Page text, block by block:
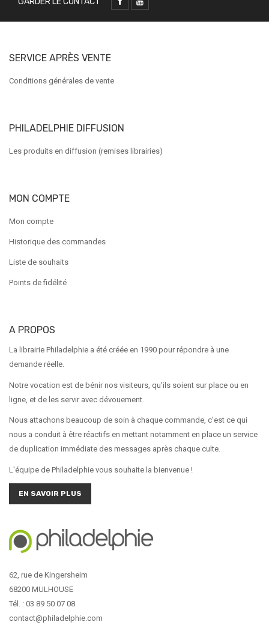
SERVICE APRÈS VENTE
Conditions générales de vente
PHILADELPHIE DIFFUSION
Les produits en diffusion (remises librairies)
MON COMPTE
Mon compte
Historique des commandes
Liste de souhaits
Points de fidélité
A PROPOS
La librairie Philadelphie a été créée en 1990 pour répondre à une
demande réelle.
Notre vocation est de bénir nos visiteurs, qu'ils soient sur place ou en
ligne, et de les servir avec dévouement.
Nous attachons beaucoup de soin à chaque commande, c'est ce qui
nous a conduit à être réactifs en mettant notamment en place un service
de duplication immédiate des messages après chaque culte.
L'équipe de Philadelphie vous souhaite la bienvenue !
EN SAVOIR PLUS
62, rue de Kingersheim
68200 MULHOUSE
Tél. : 03 89 50 07 08
contact@philadelphie.com